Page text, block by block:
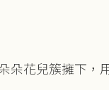
朵花兒簇擁下，